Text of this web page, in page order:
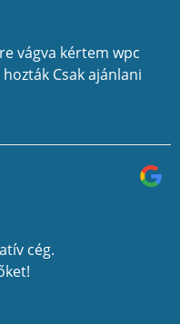
vágva kértem wpc
Csak ajánlani
cég.